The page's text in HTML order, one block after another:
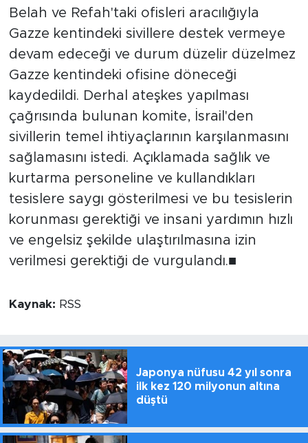
Belah ve Refah'taki ofisleri aracılığıyla
Gazze kentindeki sivillere destek vermeye
devam edeceği ve durum düzelir düzelmez
Gazze kentindeki ofisine döneceği
kaydedildi. Derhal ateşkes yapılması
çağrısında bulunan komite, İsrail'den
sivillerin temel ihtiyaçlarının karşılanmasını
sağlamasını istedi. Açıklamada sağlık ve
kurtarma personeline ve kullandıkları
tesislere saygı gösterilmesi ve bu tesislerin
korunması gerektiği ve insani yardımın hızlı
ve engelsiz şekilde ulaştırılmasına izin
verilmesi gerektiği de vurgulandı.■
Kaynak: RSS
Japonya nüfusu 42 yıl sonra
ilk kez 120 milyonun altına
düştü